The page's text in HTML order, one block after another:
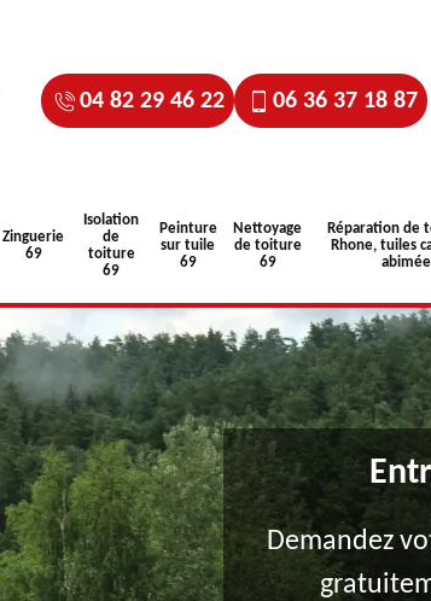
04 82 29 46 22 06 36 37 18 87
Zinguerie
69
Isolation
de
toiture
69
Peinture
sur tuile
69
Nettoyage
de toiture
69
Réparation de
Rhone, tuiles
Demandez